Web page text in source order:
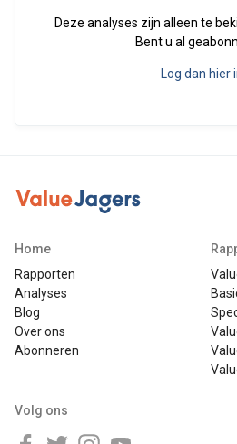
Deze analyses zijn alleen te
Bent u al
Log dan hier
Home
Rapporten
Analyses
Blog
Over ons
Abonneren
Volg ons